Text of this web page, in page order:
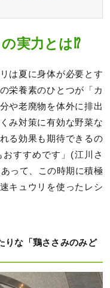
実力とは⁉
は夏に身体が必要とす
栄養素のひとつが「カ
や老廃物を体外に排出
み対策に有効な野菜な
る効果も期待できるの
すすめです」(江川さ
って、この時期に積極
キュウリを使ったレシ
りな「鶏ささみのみど